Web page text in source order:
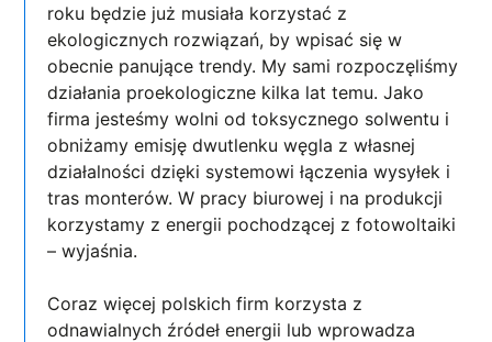
roku będzie już musiała korzystać z
ekologicznych rozwiązań, by wpisać się w
obecnie panujące trendy. My sami rozpoczęliśmy
działania proekologiczne kilka lat temu. Jako
firma jesteśmy wolni od toksycznego solwentu i
obniżamy emisję dwutlenku węgla z własnej
działalności dzięki systemowi łączenia wysyłek i
tras monterów. W pracy biurowej i na produkcji
korzystamy z energii pochodzącej z fotowoltaiki
– wyjaśnia.
Coraz więcej polskich firm korzysta z
odnawialnych źródeł energii lub wprowadza